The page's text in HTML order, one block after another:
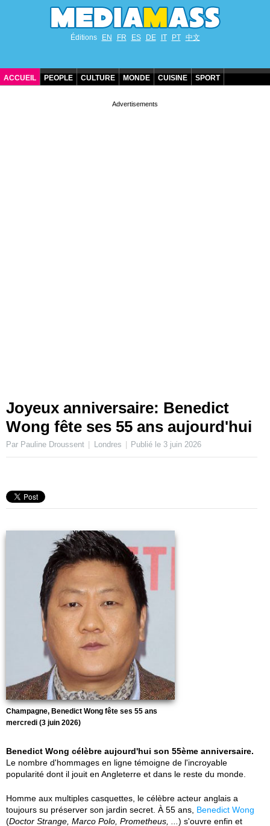
Éditions EN FR ES DE IT PT 中文
ACCUEIL PEOPLE CULTURE MONDE CUISINE SPORT
Joyeux anniversaire: Benedict
Wong fête ses 55 ans aujourd'hui
Par Pauline Droussent Londres Publié le 3 juin 2026
Champagne, Benedict Wong fête ses 55 ans
mercredi (3 juin 2026)
Benedict Wong célèbre aujourd'hui son 55ème anniversaire.
Le nombre d'hommages en ligne témoigne de l'incroyable
popularité dont il jouit en Angleterre et dans le reste du monde.
Homme aux multiples casquettes, le célèbre acteur anglais a
toujours su préserver son jardin secret. À 55 ans, Benedict Wong
(Doctor Strange, Marco Polo, Prometheus, ... ) s'ouvre enfin et